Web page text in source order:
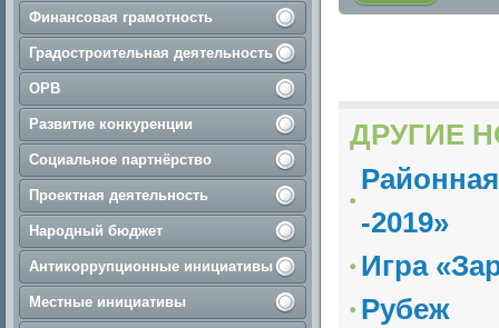
Финансовая грамотность
Градостроительная деятельность
ОРВ
Развитие конкуренции
Социальное партнёрство
Проектная деятельность
Народный бюджет
Антикоррупционные инициативы
Местные инициативы
ДРУГИЕ
-2019»
Игра
Рубеж